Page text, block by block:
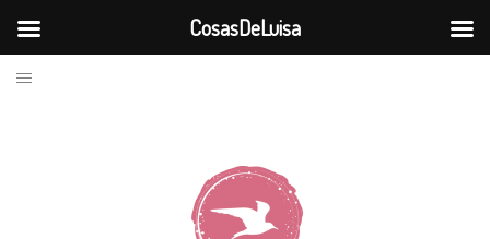
Skip
CosasDeLuisa